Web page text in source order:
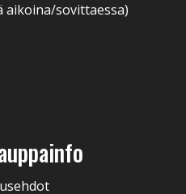
aikoina/sovittaessa)